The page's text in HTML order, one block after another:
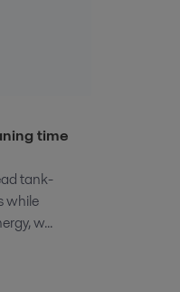
time
tank-
while
w...